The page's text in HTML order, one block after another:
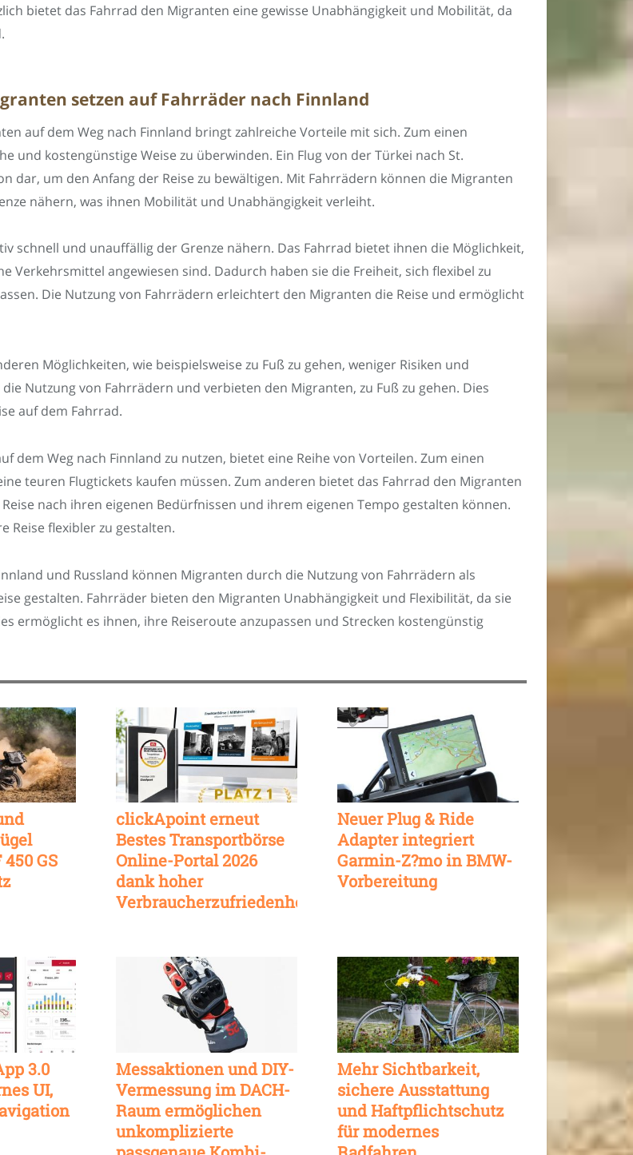
bietet das Fahrrad den Migranten eine gewisse Unabhängigkeit und Mobilität, da
setzen auf Fahrräder nach Finnland
auf dem Weg nach Finnland bringt zahlreiche Vorteile mit sich. Zum einen
und kostengünstige Weise zu überwinden. Ein Flug von der Türkei nach St.
dar, um den Anfang der Reise zu bewältigen. Mit Fahrrädern können die Migranten
nähern, was ihnen Mobilität und Unabhängigkeit verleiht.
schnell und unauffällig der Grenze nähern. Das Fahrrad bietet ihnen die Möglichkeit,
Verkehrsmittel angewiesen sind. Dadurch haben sie die Freiheit, sich flexibel zu
Die Nutzung von Fahrrädern erleichtert den Migranten die Reise und ermöglicht
Möglichkeiten, wie beispielsweise zu Fuß zu gehen, weniger Risiken und
Nutzung von Fahrrädern und verbieten den Migranten, zu Fuß zu gehen. Dies
auf dem Fahrrad.
dem Weg nach Finnland zu nutzen, bietet eine Reihe von Vorteilen. Zum einen
teuren Flugtickets kaufen müssen. Zum anderen bietet das Fahrrad den Migranten
nach ihren eigenen Bedürfnissen und ihrem eigenen Tempo gestalten können.
Reise flexibler zu gestalten.
und Russland können Migranten durch die Nutzung von Fahrrädern als
gestalten. Fahrräder bieten den Migranten Unabhängigkeit und Flexibilität, da sie
ermöglicht es ihnen, ihre Reiseroute anzupassen und Strecken kostengünstig
GS
clickApoint erneut
Bestes Transportbörse
Online-Portal 2026
dank hoher
Verbraucherzufriedenheit
Neuer Plug & Ride
Adapter integriert
Garmin-Z?mo in BMW-
Vorbereitung
3.0
UI,
Messaktionen und DIY-
Vermessung im DACH-
Raum ermöglichen
unkomplizierte
Mehr Sichtbarkeit,
sichere Ausstattung
und Haftpflichtschutz
für modernes